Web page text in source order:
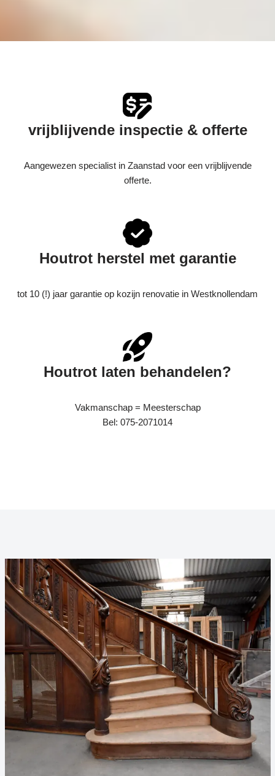
vrijblijvende inspectie & offerte
Aangewezen specialist in Zaanstad voor een vrijblijvende
offerte.
Houtrot herstel met garantie
tot 10 (!) jaar garantie op kozijn renovatie in Westknollendam
Houtrot laten behandelen?
Vakmanschap = Meesterschap
Bel: 075-2071014